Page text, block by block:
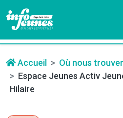
Accueil
Où nous
Espace Jeunes Activ
Hilaire